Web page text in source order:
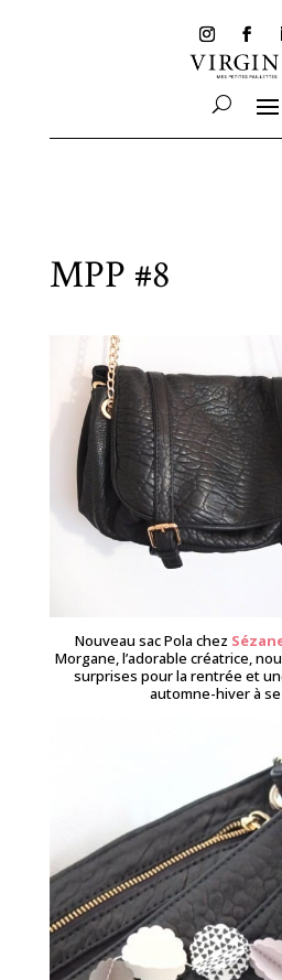
MPP #8
Nouveau sac Pola chez
Morgane, l’adorable créatrice,
surprises pour la rentrée et
automne-hiver à